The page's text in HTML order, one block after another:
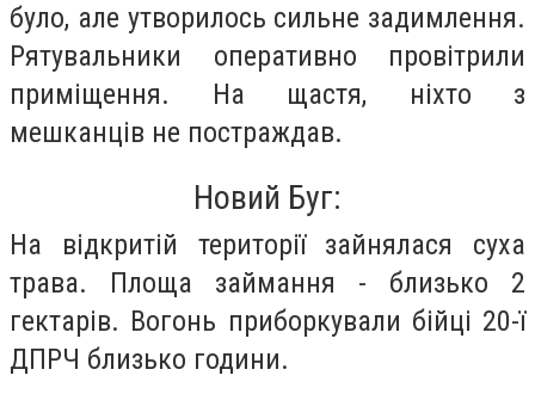
було, але утворилось сильне задимлення.
Рятувальники оперативно провітрили
приміщення. На щастя, ніхто з
мешканців не постраждав.
Новий Буг:
На відкритій території зайнялася суха
трава. Площа займання - близько 2
гектарів. Вогонь приборкували бійці 20-ї
ДПРЧ близько години.